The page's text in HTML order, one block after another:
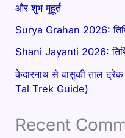
और शुभ मुहूर्त
Surya Grahan 2026:
Shani Jayanti 2026:
केदारनाथ से वासुकी ताल
Tal Trek Guide)
Recent